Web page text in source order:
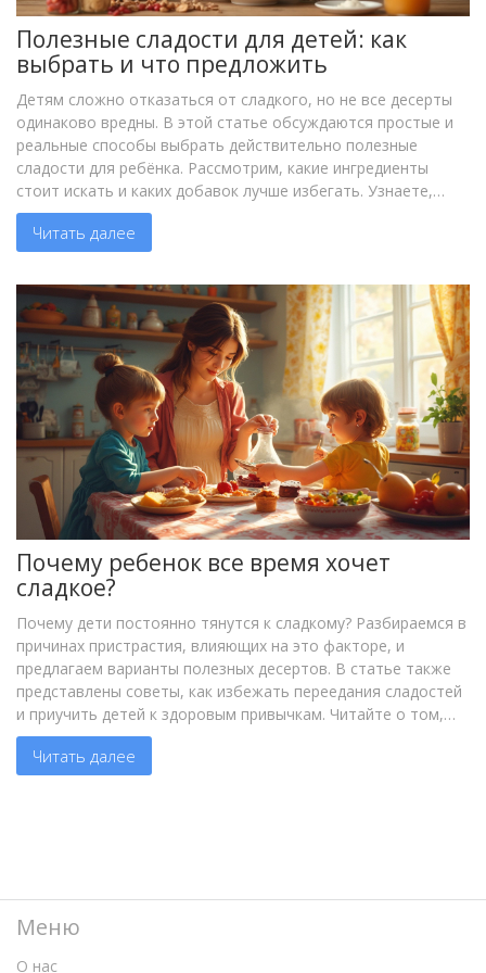
Полезные сладости для детей: как
выбрать и что предложить
Детям сложно отказаться от сладкого, но не все десерты
одинаково вредны. В этой статье обсуждаются простые и
реальные способы выбрать действительно полезные
сладости для ребёнка. Рассмотрим, какие ингредиенты
стоит искать и каких добавок лучше избегать. Узнаете,
какие домашние и магазинные варианты порадуют ребёнка
и не навредят здоровью. Будет много конкретных советов и
Читать далее
Почему ребенок все время хочет
сладкое?
Почему дети постоянно тянутся к сладкому? Разбираемся в
причинах пристрастия, влияющих на это факторе, и
предлагаем варианты полезных десертов. В статье также
представлены советы, как избежать переедания сладостей
и приучить детей к здоровым привычкам. Читайте о том,
как обеспечить малышу вкусное и полезное питание.
Читать далее
Меню
О нас